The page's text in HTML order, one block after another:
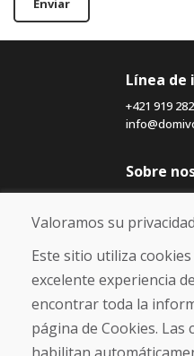
Enviar
Línea de
+421 919
Sobre
Blog
Sobre
Comercio
Contacto
Compra
Tienda
Valoramos su
Este sitio utiliza
excelente experiencia
encontrar toda la
página de Cookies. Las